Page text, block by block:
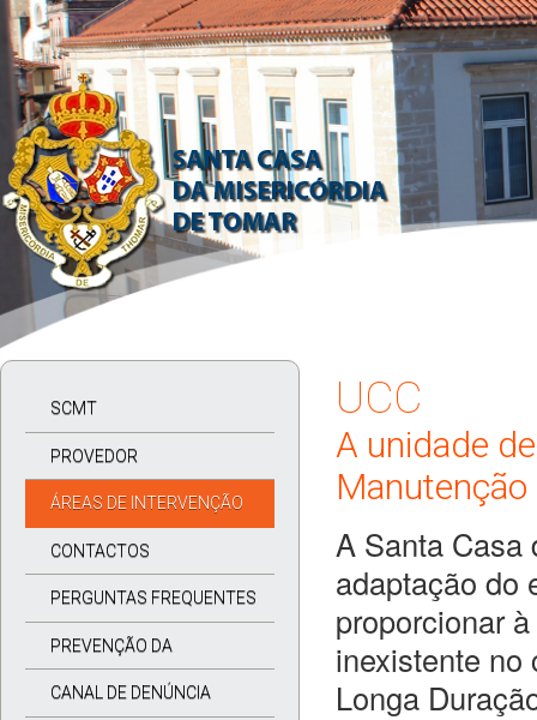
SCMT
PROVEDOR
ÁREAS DE INTERVENÇÃO
CONTACTOS
PERGUNTAS FREQUENTES
PREVENÇÃO DA
CORRUPÇÃO
CANAL DE DENÚNCIA
UCC
A unidade
Manutenção
A Santa Casa
adaptação do
proporcionar
inexistente no
Longa